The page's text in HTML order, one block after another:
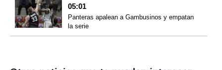
05:01
Panteras apalean a Gambusinos y empatan
la serie